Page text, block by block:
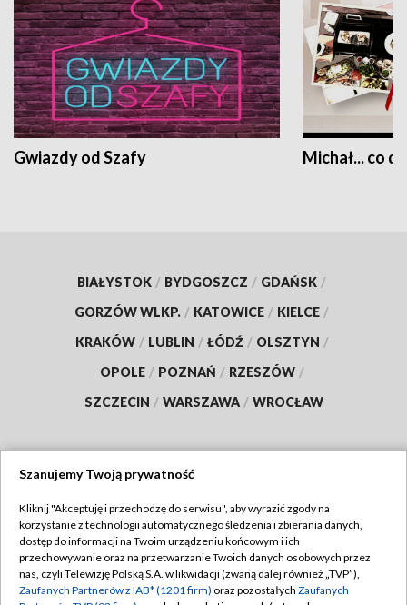
Gwiazdy od Szafy Michał... co
BIAŁYSTOK / BYDGOSZCZ / GDAŃSK /
GORZÓW WLKP. / KATOWICE / KIELCE /
KRAKÓW / LUBLIN / ŁÓDŹ / OLSZTYN /
OPOLE / POZNAŃ / RZESZÓW /
SZCZECIN / WARSZAWA / WROCŁAW
TVP
Abonament TVP
Emisja w TVP
Regulamin TVP
Polityka prywatności
Szanujemy Twoją prywatność
Kliknij "Akceptuję i przechodzę do serwisu", aby wyrazić zgody na
korzystanie z technologii automatycznego śledzenia i zbierania danych,
dostęp do informacji na Twoim urządzeniu końcowym i ich
przechowywanie oraz na przetwarzanie Twoich danych osobowych przez
nas, czyli Telewizję Polską S.A. w likwidacji (zwaną dalej również „TVP”),
Zaufanych Partnerów z IAB* (1201 firm) oraz pozostałych Zaufanych